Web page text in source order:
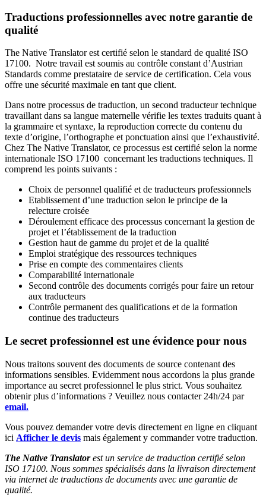
Traductions professionnelles avec notre garantie de
qualité
The Native Translator est certifié selon le standard de qualité ISO
17100. Notre travail est soumis au contrôle constant d’Austrian
Standards comme prestataire de service de certification. Cela vous
offre une sécurité maximale en tant que client.
Dans notre processus de traduction, un second traducteur technique
travaillant dans sa langue maternelle vérifie les textes traduits quant à
la grammaire et syntaxe, la reproduction correcte du contenu du
texte d’origine, l’orthographe et ponctuation ainsi que l’exhaustivité.
Chez The Native Translator, ce processus est certifié selon la norme
internationale ISO 17100 concernant les traductions techniques. Il
comprend les points suivants :
Choix de personnel qualifié et de traducteurs professionnels
Etablissement d’une traduction selon le principe de la
relecture croisée
Déroulement efficace des processus concernant la gestion de
projet et l’établissement de la traduction
Gestion haut de gamme du projet et de la qualité
Emploi stratégique des ressources techniques
Prise en compte des commentaires clients
Comparabilité internationale
Second contrôle des documents corrigés pour faire un retour
aux traducteurs
Contrôle permanent des qualifications et de la formation
continue des traducteurs
Le secret professionnel est une évidence pour nous
Nous traitons souvent des documents de source contenant des
informations sensibles. Evidemment nous accordons la plus grande
importance au secret professionnel le plus strict. Vous souhaitez
obtenir plus d’informations ? Veuillez nous contacter 24h/24 par
email.
Vous pouvez demander votre devis directement en ligne en cliquant
ici Afficher le devis mais également y commander votre traduction.
The Native Translatorest un service de traduction certifié selon
ISO 17100. Nous sommes spécialisés dans la livraison directement
via internet de traductions de documents avec une garantie de
qualité.